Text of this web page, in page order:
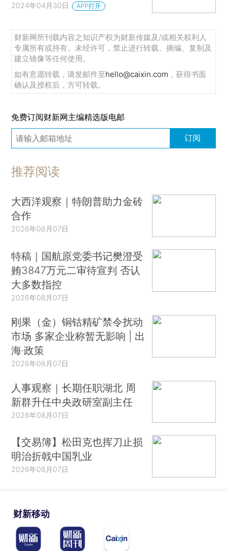
2024年04月30日 APP打开
财新网所刊载内容之知识产权为财新传媒及/或相关权利人
专属所有或持有。未经许可，禁止进行转载、摘编、复制及
建立镜像等任何使用。
如有意愿转载，请发邮件至hello@caixin.com ，获得书面
确认及授权后，方可转载。
免费订阅财新网主编精选版电邮
订阅
推荐阅读
大西洋观察｜特朗普助力金砖
合作
2026年08月07日
特稿｜国航原党委书记樊澄受
贿3847万元二审待宣判 否认
大多数指控
2026年08月07日
刚果（金）铜钴精矿禁令扰动
市场 多家企业称暂无影响 | 出
海·政策
2026年08月07日
人事观察｜长期任职湖北 周
新群升任中央政研室副主任
2026年08月07日
【交易簿】松田克也挥刀止损
明治折戟中国乳业
2026年08月07日
财新移动